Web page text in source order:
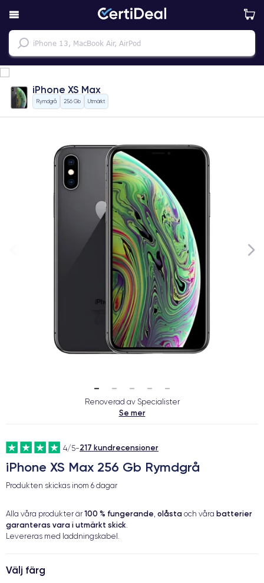
iPhone XS Max
Rymdgrå 256 Gb Utmärkt
Renoverad av Specialister
Se mer
4/5-217 kundrecensioner
iPhone XS Max 256 Gb Rymdgrå
Produkten skickas inom 6 dagar
Alla våra produkter är 100 % fungerande, olåsta och våra batterier
garanteras vara i utmärkt skick.
Levereras med laddningskabel.
Välj färg